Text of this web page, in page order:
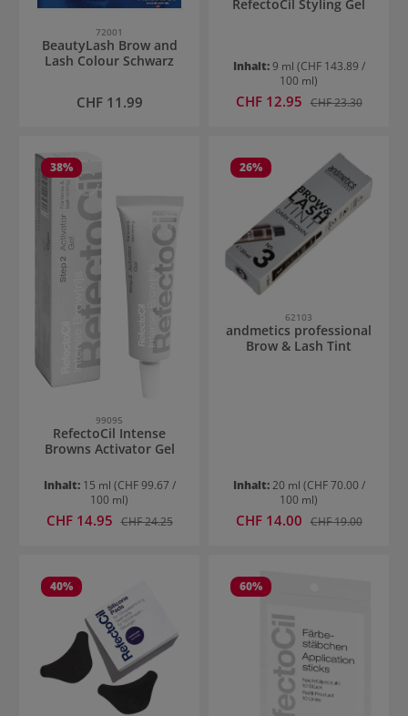
72001
BeautyLash Brow and
Lash Colour Schwarz
Regulärer Preis:
CHF 11.99
RefectoCil Styling Gel
Inhalt:9 ml (CHF 143.89 /
100 ml)
Verkaufspreis:
CHF 12.95 Regulärer Preis:
CHF 23.30
38%
99095
RefectoCil Intense
Browns Activator Gel
Inhalt: 15 ml (CHF 99.67 /
100 ml)
Verkaufspreis:
CHF 14.95 Regulärer Preis:
CHF 24.25
26%
62103
andmetics professional
Brow & Lash Tint
Inhalt:20 ml (CHF 70.00 /
100 ml)
Verkaufspreis:
CHF 14.00 Regulärer Preis:
CHF 19.00
40% 60%